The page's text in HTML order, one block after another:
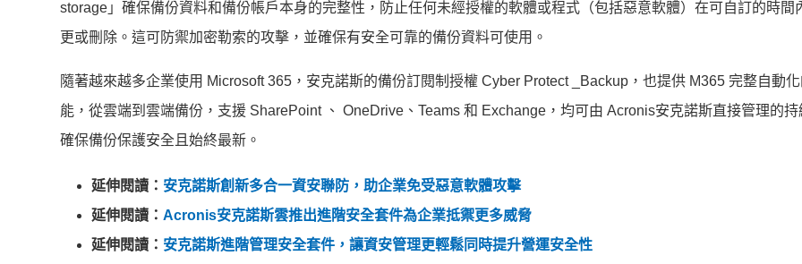
storage」確保備份資料和備份帳戶本身的完整性，防止任何未經授權的軟體或程式（包括惡意軟體）在可自訂的時間
更或刪除。這可防禦加密勒索的攻擊，並確保有安全可靠的備份資料可使用。
隨著越來越多企業使用 Microsoft 365，安克諾斯的備份訂閱制授權 Cyber Protect _Backup，也提供 M365 完整自動
能，從雲端到雲端備份，支援 SharePoint 、 OneDrive、Teams 和 Exchange，均可由 Acronis安克諾斯直接管理的
確保備份保護安全且始終最新。
延伸閱讀： 安克諾斯創新多合一資安聯防，助企業免受惡意軟體攻擊
延伸閱讀： Acronis安克諾斯雲推出進階安全套件為企業抵禦更多威脅
延伸閱讀： 安克諾斯進階管理安全套件，讓資安管理更輕鬆同時提升營運安全性